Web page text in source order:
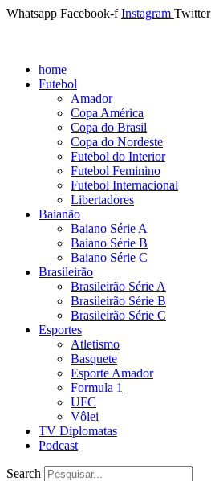
Whatsapp Facebook-f Instagram Twitter
home
Futebol
Amador
Copa América
Copa do Brasil
Copa do Nordeste
Futebol do Interior
Futebol Feminino
Futebol Internacional
Libertadores
Baianão
Baiano Série A
Baiano Série B
Baiano Série C
Brasileirão
Brasileirão Série A
Brasileirão Série B
Brasileirão Série C
Esportes
Atletismo
Basquete
Esporte Amador
Formula 1
UFC
Vôlei
TV Diplomatas
Podcast
Search